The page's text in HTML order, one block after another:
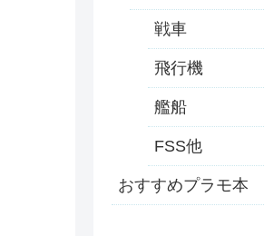
戦車
飛行機
艦船
FSS他
おすすめプラモ本